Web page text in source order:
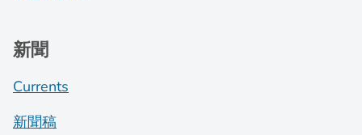
新聞
Currents
新聞稿